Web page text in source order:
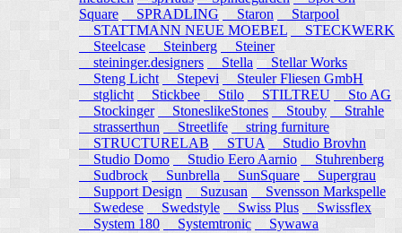
Square
SPRADLING Staron
Starpool
STATTMANN NEUE MOEBEL
STECKWERK
Steelcase
Steinberg
Steiner
steininger.designers
Stella Stellar Works
Steng Licht
Stepevi
Steuler Fliesen GmbH
stglicht
Stickbee Stilo STILTREU
Sto AG
Stockinger
StoneslikeStones Stouby
Strahle
strasserthun
Streetlife
string furniture
STRUCTURELAB
STUA
Studio Brovhn
Studio Domo
Studio Eero Aarnio
Stuhrenberg
Sudbrock
Sunbrella SunSquare
Supergrau
Support Design
Suzusan
Svensson Markspelle
Swedese
Swedstyle Swiss Plus
Swissflex
System 180
Systemtronic Sywawa